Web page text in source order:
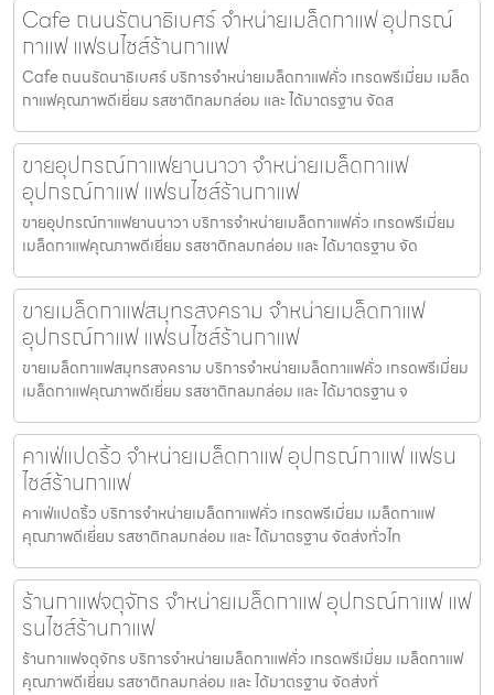
Cafe ถนนรัตนาธิเบศร์ จำหน่ายเมล็ดกาแฟ อุปกรณ์
กาแฟ แฟรนไชส์ร้านกาแฟ
Cafe ถนนรัตนาธิเบศร์ บริการจำหน่ายเมล็ดกาแฟคั่ว เกรดพรีเมี่ยม เมล็ด
กาแฟคุณภาพดีเยี่ยม รสชาติกลมกล่อม และ ได้มาตรฐาน จัดส
ขายอุปกรณ์กาแฟยานนาวา จำหน่ายเมล็ดกาแฟ
อุปกรณ์กาแฟ แฟรนไชส์ร้านกาแฟ
ขายอุปกรณ์กาแฟยานนาวา บริการจำหน่ายเมล็ดกาแฟคั่ว เกรดพรีเมี่ยม
เมล็ดกาแฟคุณภาพดีเยี่ยม รสชาติกลมกล่อม และ ได้มาตรฐาน จัด
ขายเมล็ดกาแฟสมุทรสงคราม จำหน่ายเมล็ดกาแฟ
อุปกรณ์กาแฟ แฟรนไชส์ร้านกาแฟ
ขายเมล็ดกาแฟสมุทรสงคราม บริการจำหน่ายเมล็ดกาแฟคั่ว เกรดพรีเมี่ยม
เมล็ดกาแฟคุณภาพดีเยี่ยม รสชาติกลมกล่อม และ ได้มาตรฐาน จ
คาเฟ่แปดริ้ว จำหน่ายเมล็ดกาแฟ อุปกรณ์กาแฟ แฟรน
ไชส์ร้านกาแฟ
คาเฟ่แปดริ้ว บริการจำหน่ายเมล็ดกาแฟคั่ว เกรดพรีเมี่ยม เมล็ดกาแฟ
คุณภาพดีเยี่ยม รสชาติกลมกล่อม และ ได้มาตรฐาน จัดส่งทั่วไท
ร้านกาแฟจตุจักร จำหน่ายเมล็ดกาแฟ อุปกรณ์กาแฟ แฟ
รนไชส์ร้านกาแฟ
ร้านกาแฟจตุจักร บริการจำหน่ายเมล็ดกาแฟคั่ว เกรดพรีเมี่ยม เมล็ดกาแฟ
คุณภาพดีเยี่ยม รสชาติกลมกล่อม และ ได้มาตรฐาน จัดส่งทั่